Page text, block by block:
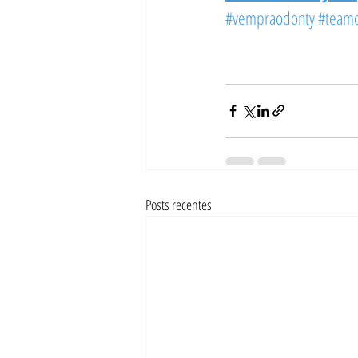
#vempraodonty
Posts recentes